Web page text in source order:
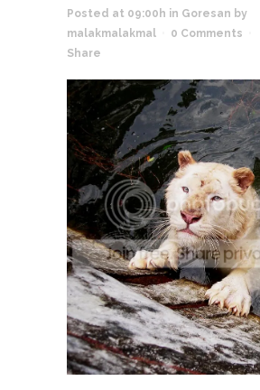
Posted at 09:00h in Goresan by
malakmalakmal
0 Comments
Share